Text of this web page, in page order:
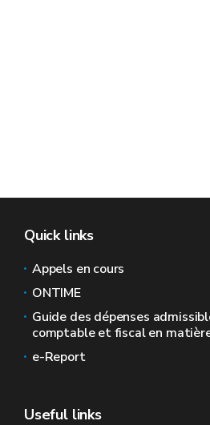
Quick links
Appels en cours
ONTIME
Guide des dépenses
comptable et fiscal en
e-Report
Useful links